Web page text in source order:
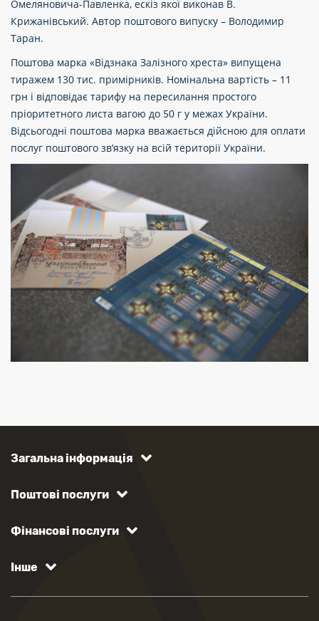
Омеляновича-Павленка, ескіз якої виконав В.
Крижанівський. Автор поштового випуску – Володимир
Таран.
Поштова марка «Відзнака Залізного хреста» випущена
тиражем 130 тис. примірників. Номінальна вартість – 11
грн і відповідає тарифу на пересилання простого
пріоритетного листа вагою до 50 г у межах України.
Відсьогодні поштова марка вважається дійсною для оплати
послуг поштового зв’язку на всій території України.
Загальна інформація
Поштові послуги
Фінансові послуги
Інше